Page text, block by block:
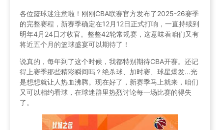
各位篮球迷注意啦！刚刚CBA联赛官方发布了2025-26赛季
的完整赛程，新赛季确定在12月12日正式打响，一直持续到
明年4月24日才收官。整整42轮常规赛，这意味着咱们又有
将近五个月的篮球盛宴可以期待了！
说真的，每年到了这个时候，我都特别期待CBA开赛。还记
得上赛季那些精彩瞬间吗？绝杀球、加时赛、球星爆发...光
是想想就让人热血沸腾。现在好了，新赛季马上就来，咱们
又可以相约看球，在球迷群里热烈讨论每一场比赛的得失
了。